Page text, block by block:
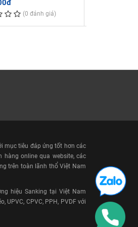
(0 đánh giá)
mục tiêu đáp ứng tốt hơn các
online qua website, các
trên toàn lãnh thổ Việt Nam
hiệu Sanking tại Việt Nam
UPVC, CPVC, PPH, PVDF với